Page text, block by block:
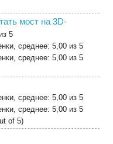
мост на 3D-
of 5)